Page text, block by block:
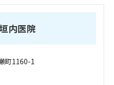
内医院
町1160-1